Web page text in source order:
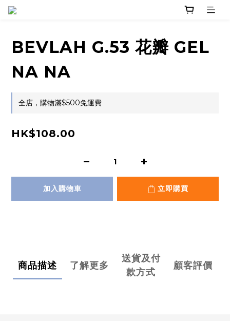
BEVLAH G.53 花瓣 GEL
NA NA
全店，購物滿$500免運費
HK$108.00
加入購物車 立即購買
商品描述 了解更多
送貨及付
款方式
顧客評價